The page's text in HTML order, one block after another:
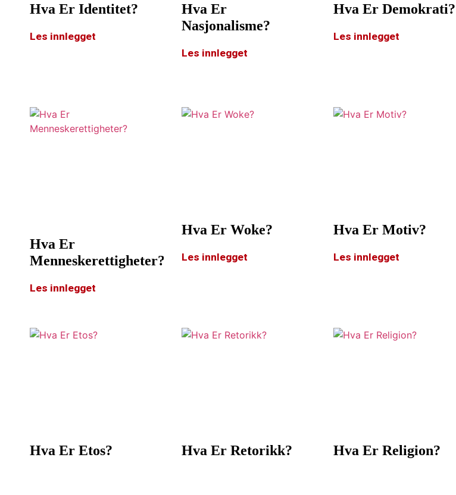
Hva Er Identitet?
Les innlegget
Hva Er
Nasjonalisme?
Les innlegget
Hva Er Demokrati?
Les innlegget
Hva Er
Menneskerettigheter?
Les innlegget
Hva Er Woke?
Les innlegget
Hva Er Motiv?
Les innlegget
Hva Er Etos? Hva Er Retorikk? Hva Er Religion?